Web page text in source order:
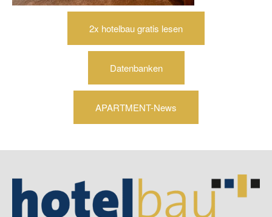
2x hotelbau gratis lesen
Datenbanken
APARTMENT-News